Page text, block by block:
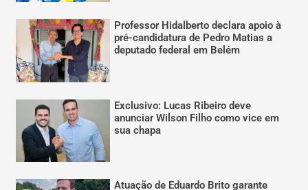
Professor Hidalberto declara apoio à
pré-candidatura de Pedro Matias a
deputado federal em Belém
Exclusivo: Lucas Ribeiro deve
anunciar Wilson Filho como vice em
sua chapa
Atuação de Eduardo Brito garante